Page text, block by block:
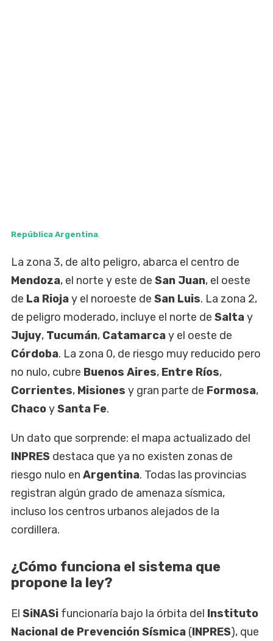
República Argentina
La zona 3, de alto peligro, abarca el centro de
Mendoza, el norte y este de San Juan, el oeste
de La Riojay el noroeste de San Luis. La zona 2,
de peligro moderado, incluye el norte de Saltay
Jujuy, Tucumán, Catamarcay el oeste de
Córdoba. La zona 0, de riesgo muy reducido pero
no nulo, cubre Buenos Aires, Entre Ríos,
Corrientes, Misiones y gran parte de Formosa,
ChacoySanta Fe.
Un dato que sorprende: el mapa actualizado del
INPRES destaca que ya no existen zonas de
riesgo nulo en Argentina. Todas las provincias
registran algún grado de amenaza sísmica,
incluso los centros urbanos alejados de la
cordillera.
¿Cómo funciona el sistema que
propone la ley?
El SiNASi funcionaría bajo la órbita del Instituto
Nacional de Prevención Sísmica (INPRES), que